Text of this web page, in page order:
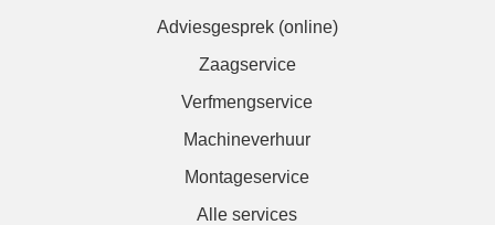
Adviesgesprek (online)
Zaagservice
Verfmengservice
Machineverhuur
Montageservice
Alle services